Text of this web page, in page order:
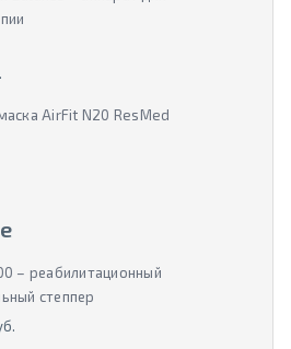
AirFit N20 ResMed
– реабилитационный
степпер